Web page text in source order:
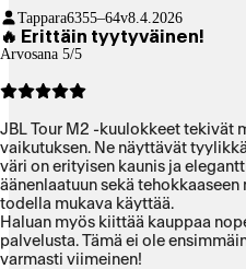
Tappara6355–64v8.4.2026
🔥 Erittäin tyytyväinen!
Arvosana 5/5
JBL Tour M2 -kuulokkeet tekivät
vaikutuksen. Ne näyttävät
väri on erityisen kaunis ja
äänenlaatuun sekä
todella mukava käyttää.
Haluan myös kiittää kauppaa
palvelusta. Tämä ei ole
varmasti viimeinen!